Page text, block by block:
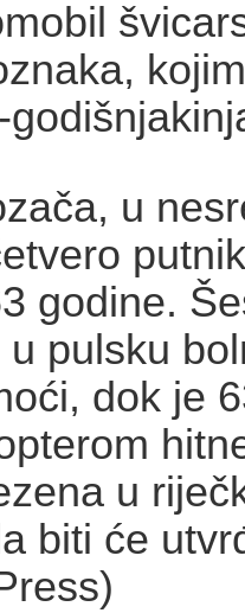
u
godine.
pulsku
dok je
u
biti će